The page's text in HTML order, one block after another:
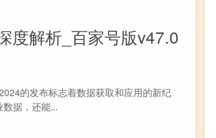
度解析_百家号版v47.0
的发布标志着数据获取和应用的新纪
据，还能...